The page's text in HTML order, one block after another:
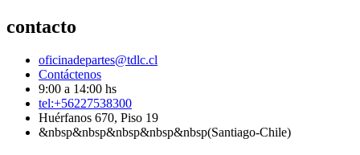
contacto
oficinadepartes@tdlc.cl
Contáctenos
9:00 a 14:00 hs
tel:+56227538300
Huérfanos 670, Piso 19
&nbsp&nbsp&nbsp&nbsp&nbsp(Santiago-Chile)